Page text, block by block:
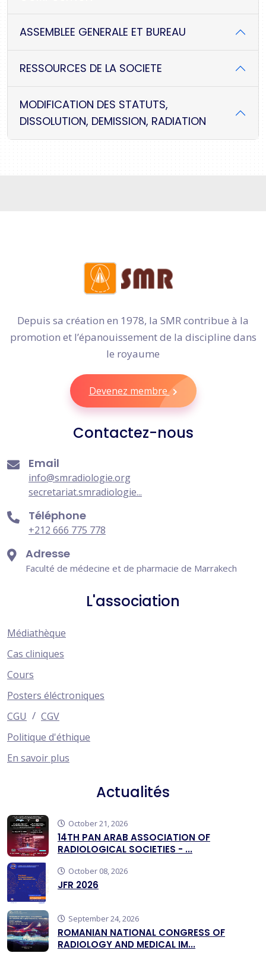
ASSEMBLEE GENERALE ET BUREAU
RESSOURCES DE LA SOCIETE
MODIFICATION DES STATUTS,
DISSOLUTION, DEMISSION, RADIATION
Depuis sa création en 1978, la SMR contribue à la
promotion et l’épanouissement de la discipline dans
le royaume
Devenez membre
Contactez-nous
Email
info@smradiologie.org
secretariat.smradiologie...
Téléphone
+212 666 775 778
Adresse
Faculté de médecine et de pharmacie de Marrakech
L'association
Médiathèque
Cas cliniques
Cours
Posters éléctroniques
CGU / CGV
Politique d'éthique
En savoir plus
Actualités
October 21, 2026
14TH PAN ARAB ASSOCIATION OF
RADIOLOGICAL SOCIETIES - ...
October 08, 2026
JFR 2026
September 24, 2026
ROMANIAN NATIONAL CONGRESS OF
RADIOLOGY AND MEDICAL IM...